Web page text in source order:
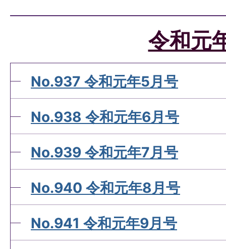
令和元
No.937 令和元年5月号
No.938 令和元年6月号
No.939 令和元年7月号
No.940 令和元年8月号
No.941 令和元年9月号